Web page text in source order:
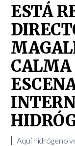
ESTÁ
CALMA
Aquí hidrógeno